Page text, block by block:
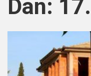
Dan: